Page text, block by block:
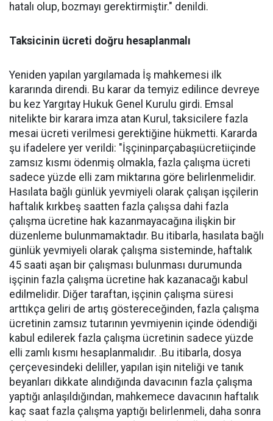
hatalı olup, bozmayı gerektirmiştir." denildi.
Taksicinin ücreti doğru hesaplanmalı
Yeniden yapılan yargılamada İş mahkemesi ilk
kararında direndi. Bu karar da temyiz edilince devreye
bu kez Yargıtay Hukuk Genel Kurulu girdi. Emsal
nitelikte bir karara imza atan Kurul, taksicilere fazla
mesai ücreti verilmesi gerektiğine hükmetti. Kararda
şu ifadelere yer verildi: "İşçininparçabaşıücretiiçinde
zamsız kısmı ödenmiş olmakla, fazla çalışma ücreti
sadece yüzde elli zam miktarına göre belirlenmelidir.
Hasılata bağlı günlük yevmiyeli olarak çalışan işçilerin
haftalık kırkbeş saatten fazla çalışsa dahi fazla
çalışma ücretine hak kazanmayacağına ilişkin bir
düzenleme bulunmamaktadır. Bu itibarla, hasılata bağlı
günlük yevmiyeli olarak çalışma sisteminde, haftalık
45 saati aşan bir çalışması bulunması durumunda
işçinin fazla çalışma ücretine hak kazanacağı kabul
edilmelidir. Diğer taraftan, işçinin çalışma süresi
arttıkça geliri de artış göstereceğinden, fazla çalışma
ücretinin zamsız tutarının yevmiyenin içinde ödendiği
kabul edilerek fazla çalışma ücretinin sadece yüzde
elli zamlı kısmı hesaplanmalıdır. .Bu itibarla, dosya
çerçevesindeki deliller, yapılan işin niteliği ve tanık
beyanları dikkate alındığında davacının fazla çalışma
yaptığı anlaşıldığından, mahkemece davacının haftalık
kaç saat fazla çalışma yaptığı belirlenmeli, daha sonra